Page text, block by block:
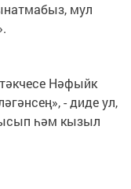
мул
Нәфыйк
- диде ул,
һәм кызыл